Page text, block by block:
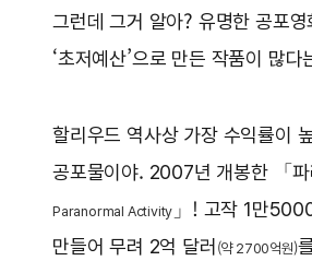
그런데 그거 알아? 유명한 공포영
‘초저예산’으로 만든 작품이 많다
할리우드 역사상 가장 수익률이
공포물이야. 2007년 개봉한 「파
Paranormal Activity 」! 고작 1만
만들어 무려 2억 달러 (약 2700억원)